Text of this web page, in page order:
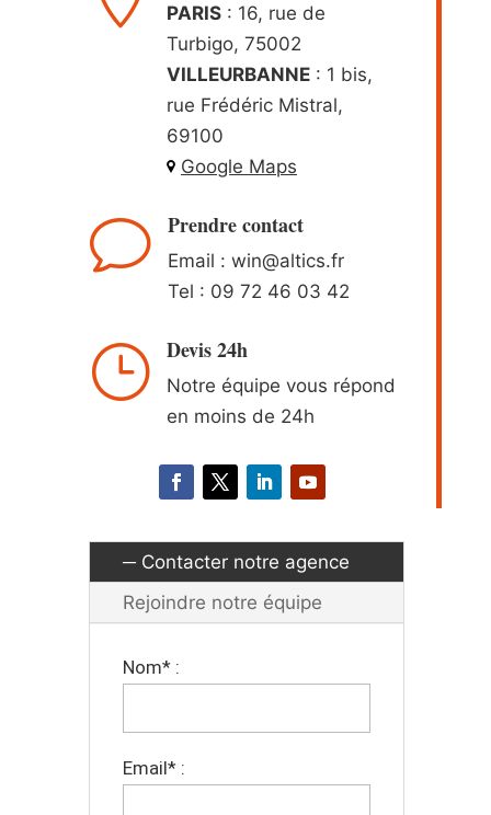
PARIS: 16, rue de
Turbigo, 75002
VILLEURBANNE: 1 bis,
rue Frédéric Mistral,
69100
Google Maps
v Prendre contact
Email : win@altics.fr
Tel : 09 72 46 03 42
} Devis 24h
Notre équipe vous répond
en moins de 24h
Contacter notre agence
Rejoindre notre équipe
Nom* :
Email* :